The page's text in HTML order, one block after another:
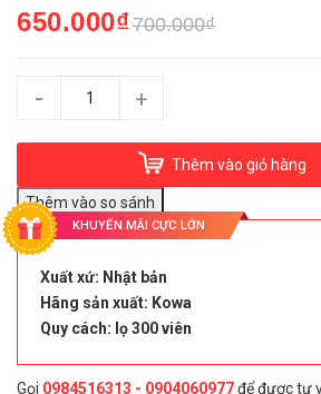
650.000₫700.000₫
- +
Thêm vào giỏ hàng
KHUYẾN MÃI CỰC LỚN
Xuất xứ: Nhật bản
Hãng sản xuất: Kowa
Quy cách: lọ 300 viên
Gọi 0984516313 - 0904060977để được tư